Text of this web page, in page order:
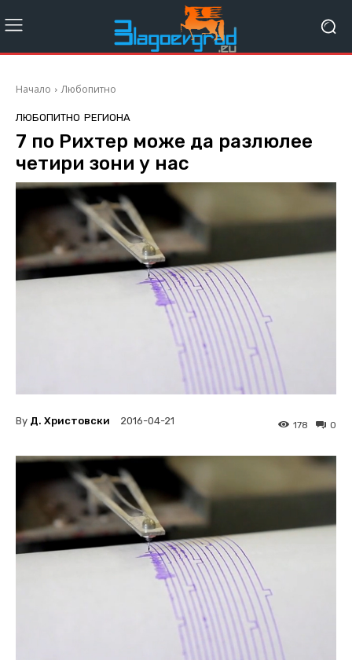
Начало Любопитно
ЛЮБОПИТНО РЕГИОНА
7 по Рихтер може да разлюлее
четири зони у нас
By Д. Христовски 2016-04-21 0
178